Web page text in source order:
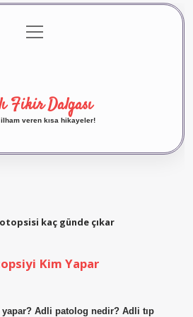
Gizlilik Politikası
menüyü
aç
Fikir Dalgası
ilham veren kısa hikayeler!
kaç günde çıkar
Kim Yapar
Adli patolog nedir? Adli tıp